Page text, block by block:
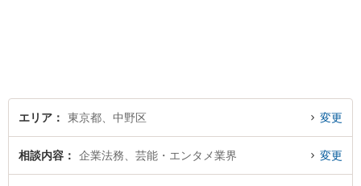
エリア 東京都、中野区 変更
相談内容 企業法務、芸能・エンタメ業界 変更